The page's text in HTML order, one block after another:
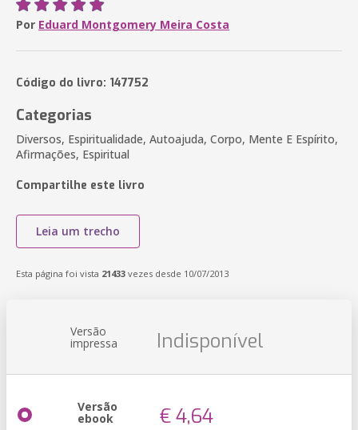
Por Eduard Montgomery Meira Costa
Código do livro: 147752
Categorias
Diversos, Espiritualidade, Autoajuda, Corpo, Mente E Espírito,
Afirmações, Espiritual
Compartilhe este livro
Leia um trecho
Esta página foi vista 21433 vezes desde 10/07/2013
Versão
impressa Indisponível
Versão
ebook € 4,64